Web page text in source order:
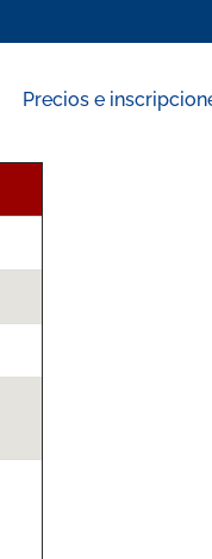
Precios e